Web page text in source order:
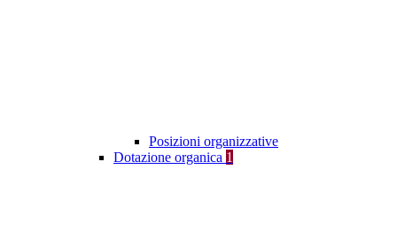
Posizioni organizzative
Dotazione organica 1